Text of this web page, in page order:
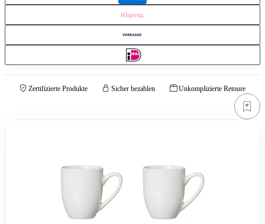
Zertifizierte Produkte Sicher bezahlen Unkomplizierte Retoure